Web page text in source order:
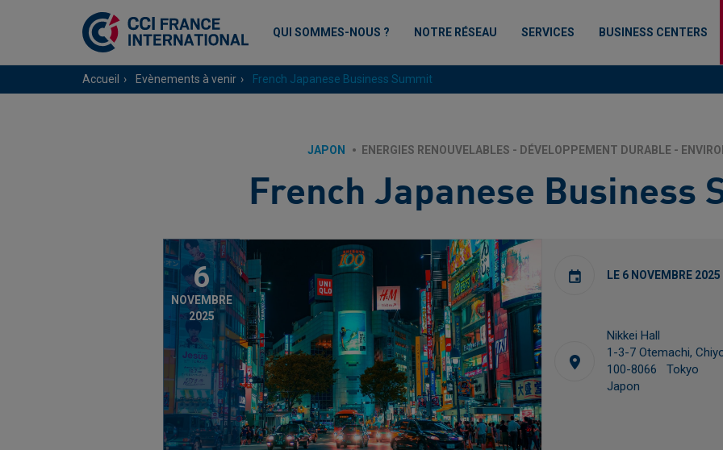
QUI SOMMES-NOUS ? NOTRE RÉSEAU SERVICES BUSINESS CENTERS
Accueil Evènements à venir French Japanese Business Summit
JAPON ENERGIES RENOUVELABLES - DÉVELOPPEMENT DURABLE -
French Japanese Business
6
NOVEMBRE
2025
LE 6 NOVEMBRE 2025
Nikkei Hall
1-3-7 Otemachi,
100-8066 Tokyo
Japon